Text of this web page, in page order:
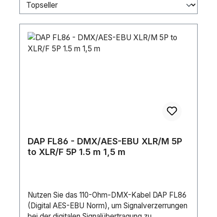
DAP FL86 - DMX/AES-EBU XLR/M 5P
to XLR/F 5P 1.5 m 1,5 m
Nutzen Sie das 110-Ohm-DMX-Kabel DAP FL86
(Digital AES-EBU Norm), um Signalverzerrungen